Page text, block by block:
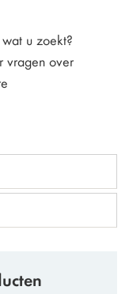
u zoekt?
vragen over